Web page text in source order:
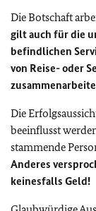
Die Botschaft
gilt auch für die
befindlichen
von Reise- oder
Die
beeinflusst
stammende
Anderes
keinesfalls Geld!